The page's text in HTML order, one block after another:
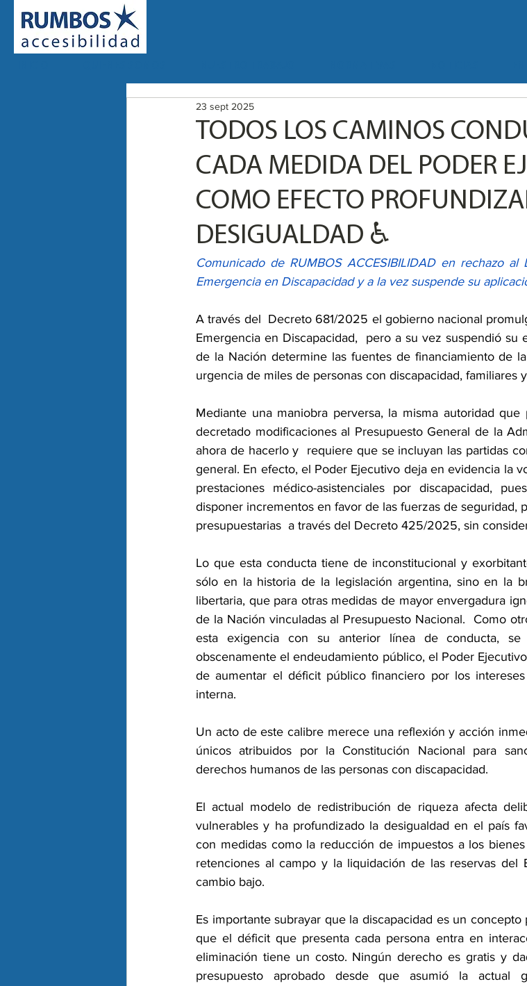
TODOS LOS CAMINOS
CADA MEDIDA DEL PODER
COMO EFECTO
DESIGUALDAD ♿
23 sept 2025
Comunicado de RUMBOS ACCESIBILIDAD en rechazo
Emergencia en Discapacidad y a la vez suspende su
A través del  Decreto 681/2025 el gobierno nacional
Emergencia en Discapacidad,  pero a su vez suspendió su
de la Nación determine las fuentes de financiamiento de
urgencia de miles de personas con discapacidad, familiares
Mediante una maniobra perversa, la misma autoridad
decretado modificaciones al Presupuesto General de la
ahora de hacerlo y  requiere que se incluyan las partidas
general. En efecto, el Poder Ejecutivo deja en evidencia la
prestaciones médico-asistenciales por discapacidad,
disponer incrementos en favor de las fuerzas de seguridad,
presupuestarias  a través del Decreto 425/2025, sin
Lo que esta conducta tiene de inconstitucional y
sólo en la historia de la legislación argentina, sino en la
libertaria, que para otras medidas de mayor envergadura
de la Nación vinculadas al Presupuesto Nacional.  Como
esta exigencia con su anterior línea de conducta, se
obscenamente el endeudamiento público, el Poder
de aumentar el déficit público financiero por los
interna.
Un acto de este calibre merece una reflexión y acción
únicos atribuidos por la Constitución Nacional para
derechos humanos de las personas con discapacidad.
El actual modelo de redistribución de riqueza afecta
vulnerables y ha profundizado la desigualdad en el país
con medidas como la reducción de impuestos a los
retenciones al campo y la liquidación de las reservas del
cambio bajo.
Es importante subrayar que la discapacidad es un
que el déficit que presenta cada persona entra en
eliminación tiene un costo. Ningún derecho es gratis y
presupuesto aprobado desde que asumió la actual